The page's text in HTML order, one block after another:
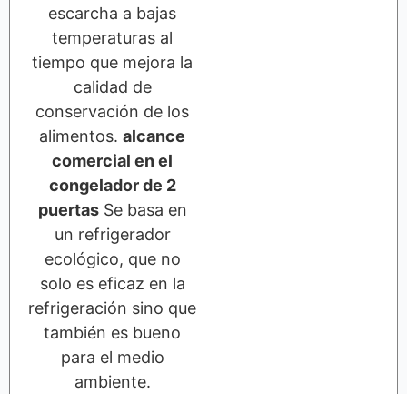
escarcha a bajas
temperaturas al
tiempo que mejora la
calidad de
conservación de los
alimentos.alcance
comercial en el
congelador de 2
puertasSe basa en
un refrigerador
ecológico, que no
solo es eficaz en la
refrigeración sino que
también es bueno
para el medio
ambiente.